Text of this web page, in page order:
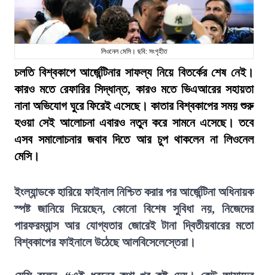
লিওনেল মেসি। ছবি: সংগৃহীত
চলতি বিশ্বকাপে আর্জেন্টিনার সাফল্য নিয়ে বিতর্কের শেষ নেই।
কারও মতে রেফারির সিদ্ধান্ত, কারও মতে ভিএআরের সহায়তা
নানা অভিযোগ ঘুরে ফিরেই এসেছে। কাতার বিশ্বকাপের সময় শুরু
হওয়া সেই আলোচনা এবারও নতুন করে সামনে এসেছে। তবে
এসব সমালোচনার জবাব দিতে আর চুপ থাকলেন না লিওনেল
মেসি।
ইংল্যান্ডকে হারিয়ে ফাইনাল নিশ্চিত করার পর আর্জেন্টিনা অধিনায়ক
স্পষ্ট জানিয়ে দিয়েছেন, কোনো বিশেষ সুবিধা নয়, নিজেদের
পারফরম্যান্স আর যোগ্যতার জোরেই টানা দ্বিতীয়বারের মতো
বিশ্বকাপের ফাইনালে উঠেছে আলবিসেলেস্তেরা।